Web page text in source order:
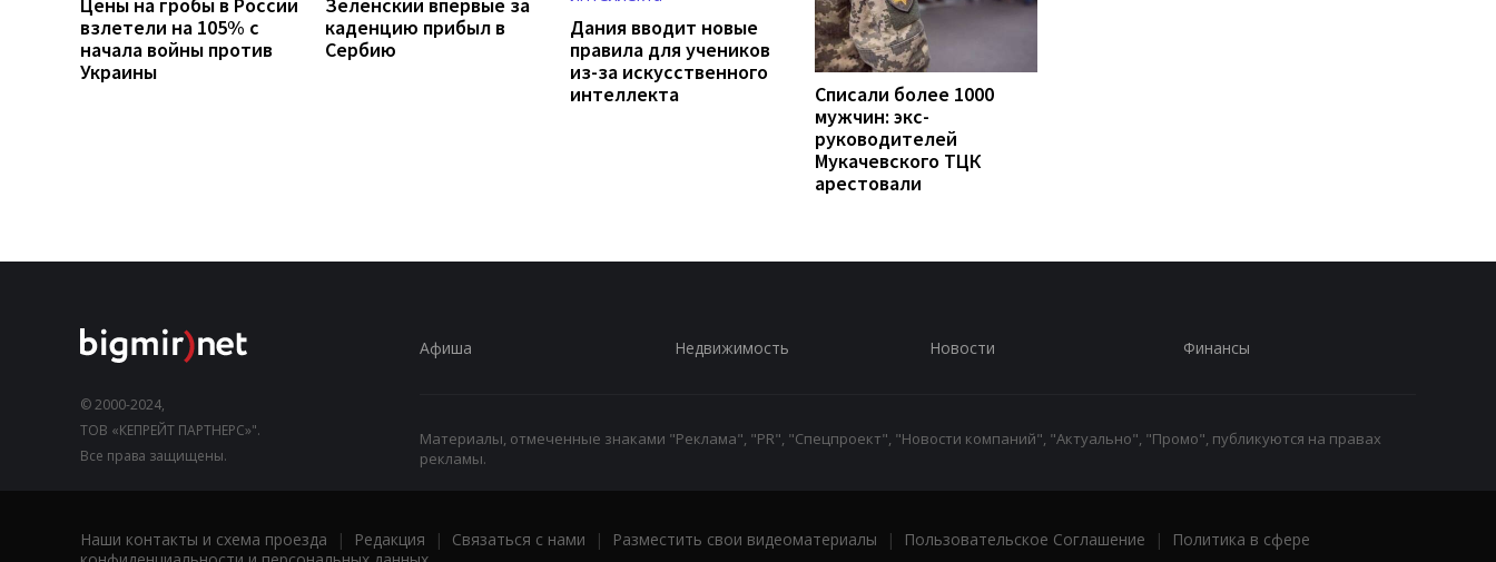
взлетели на 105% с
начала войны против
Украины
каденцию прибыл в
Сербию
Дания вводит новые
правила для учеников
из-за искусственного
интеллекта
Списали более 1000
мужчин: экс-
руководителей
Мукачевского ТЦК
арестовали
© 2000-2024,
ТОВ «КЕПРЕЙТ ПАРТНЕРС»".
Все права защищены.
Афиша Недвижимость Новости Финансы
Материалы, отмеченные знаками "Реклама", "PR", "Спецпроект", "Новости компаний", "Актуально", "Промо", публикуются на правах
рекламы.
Наши контакты и схема проезда | Редакция | Связаться с нами | Разместить свои видеоматериалы | Пользовательское Соглашение |
Политика в сфере